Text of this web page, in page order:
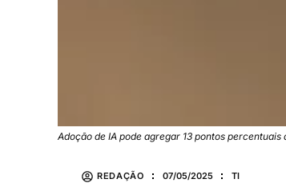
Adoção de IA pode agregar 13 pontos percentuais
REDAÇÃO 07/05/2025 TI